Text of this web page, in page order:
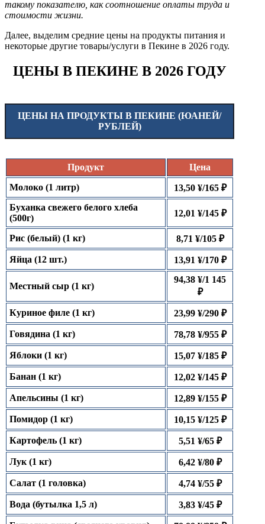
такому показателю, как соотношение оплаты труда и
стоимости жизни.
Далее, выделим средние цены на продукты питания и
некоторые другие товары/услуги в Пекине в 2026 году.
ЦЕНЫ В ПЕКИНЕ В 2026 ГОДУ
ЦЕНЫ НА ПРОДУКТЫ В ПЕКИНЕ (ЮАНЕЙ/
РУБЛЕЙ)
Продукт
Цена
Молоко (1 литр)
13,50 ¥/165 ₽
Буханка свежего белого хлеба
(500г)
12,01 ¥/145 ₽
Рис (белый) (1 кг) 8,71 ¥/105 ₽
Яйца (12 шт.) 13,91 ¥/170 ₽
Местный сыр (1 кг)
94,38 ¥/1 145
₽
Куриное филе (1 кг) 23,99 ¥/290 ₽
Говядина (1 кг) 78,78 ¥/955 ₽
Яблоки (1 кг) 15,07 ¥/185 ₽
Банан (1 кг) 12,02 ¥/145 ₽
Апельсины (1 кг) 12,89 ¥/155 ₽
Помидор (1 кг) 10,15 ¥/125 ₽
Картофель (1 кг) 5,51 ¥/65 ₽
Лук (1 кг) 6,42 ¥/80 ₽
Салат (1 головка) 4,74 ¥/55 ₽
Вода (бутылка 1,5 л) 3,83 ¥/45 ₽